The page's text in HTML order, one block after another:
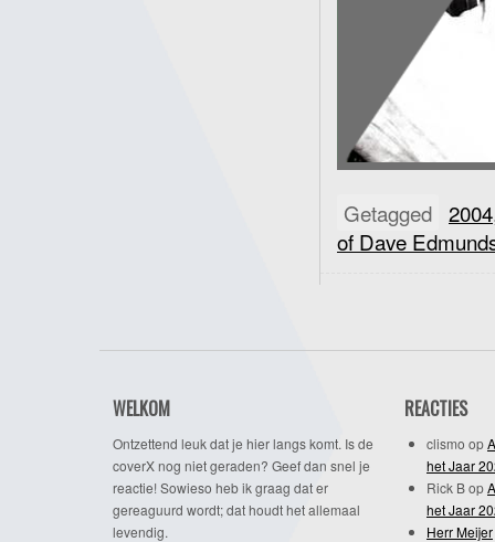
Getagged 2004
of Dave
WELKOM
Ontzettend leuk dat je hier langs komt. Is de
coverX nog niet geraden? Geef dan snel je
reactie! Sowieso heb ik graag dat er
gereaguurd wordt; dat houdt het allemaal
levendig.
REACTIES
clismo op
het Jaar
Rick Bop
het Jaar
Herr Meijer